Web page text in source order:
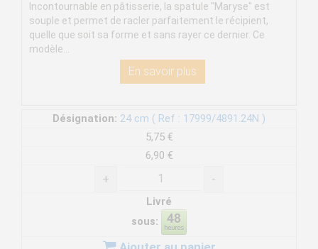
Incontournable en pâtisserie, la spatule "Maryse" est
souple et permet de racler parfaitement le récipient,
quelle que soit sa forme et sans rayer ce dernier. Ce
modèle...
En savoir plus
Désignation: 24 cm ( Ref : 17999/4891.24N )
5,75 €
6,90 €
+ -
Livré
sous: